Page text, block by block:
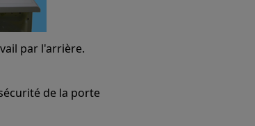
par l'arrière.
de la porte